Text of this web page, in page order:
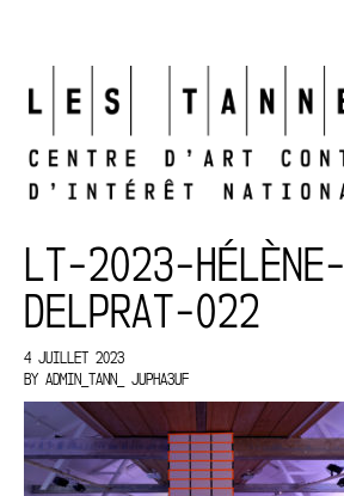
LT-2023-HÉLÈNE-
DELPRAT-022
4 JUILLET 2023
BY ADMIN_TANN_ JUPHA3UF